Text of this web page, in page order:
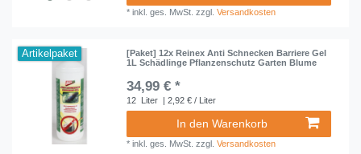
*inkl. ges. MwSt. zzgl.Versandkosten
Artikelpaket
[Paket] 12x Reinex Anti Schnecken Barriere Gel
1L Schädlinge Pflanzenschutz Garten Blume
34,99 € *
12 Liter | 2,92 € / Liter
In den Warenkorb
*inkl. ges. MwSt. zzgl.Versandkosten